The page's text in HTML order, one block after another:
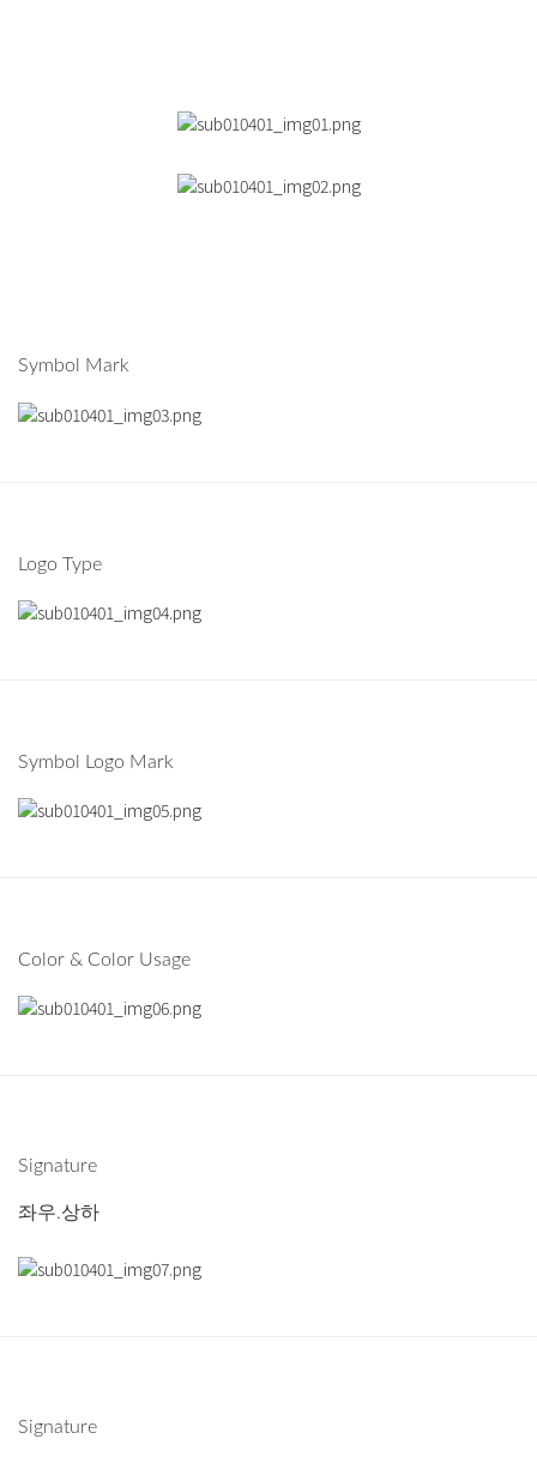
Symbol Mark
Logo Type
Symbol Logo Mark
Color & Color Usage
Signature
좌우.상하
Signature